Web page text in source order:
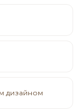
дизайном